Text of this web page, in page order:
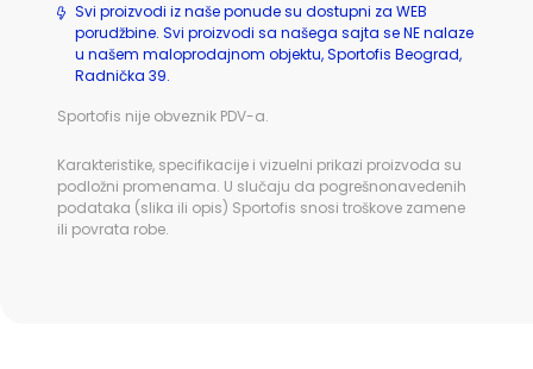
Svi proizvodi iz naše ponude su dostupni za WEB
porudžbine. Svi proizvodi sa našega sajta se NE nalaze
u našem maloprodajnom objektu, Sportofis Beograd,
Radnička 39.
Sportofis nije obveznik PDV-a.
Karakteristike, specifikacije i vizuelni prikazi proizvoda su
podložni promenama. U slučaju da pogrešnonavedenih
podataka (slika ili opis) Sportofis snosi troškove zamene
ili povrata robe.